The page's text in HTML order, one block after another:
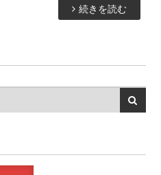
続きを読む